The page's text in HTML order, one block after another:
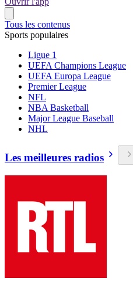
Tous les contenus
Sports populaires
Ligue 1
UEFA Champions League
UEFA Europa League
Premier League
NFL
NBA Basketball
Major League Baseball
NHL
Les meilleures radios